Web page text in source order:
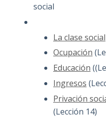
social
La clase social
Ocupación
Educación
Ingresos
Privación
(Lección 14)